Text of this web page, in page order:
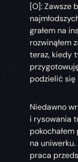
[O]: Zawsze
grałem na
rozwinąłem
teraz, kiedy
podzielić się
Niedawno
i rysowania
na
praca